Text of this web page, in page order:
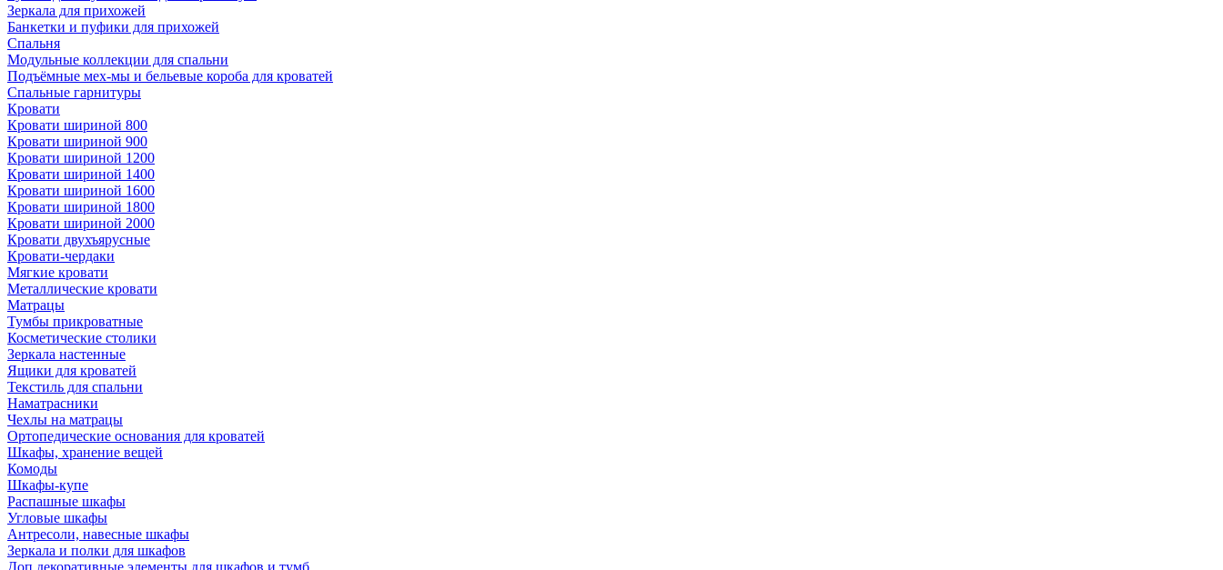
Зеркала для прихожей
Банкетки и пуфики для прихожей
Спальня
Модульные коллекции для спальни
Подъёмные мех-мы и бельевые короба для кроватей
Спальные гарнитуры
Кровати
Кровати шириной 800
Кровати шириной 900
Кровати шириной 1200
Кровати шириной 1400
Кровати шириной 1600
Кровати шириной 1800
Кровати шириной 2000
Кровати двухъярусные
Кровати-чердаки
Мягкие кровати
Металлические кровати
Матрацы
Тумбы прикроватные
Косметические столики
Зеркала настенные
Ящики для кроватей
Текстиль для спальни
Наматрасники
Чехлы на матрацы
Ортопедические основания для кроватей
Шкафы, хранение вещей
Комоды
Шкафы-купе
Распашные шкафы
Угловые шкафы
Антресоли, навесные шкафы
Зеркала и полки для шкафов
Доп.декоративные элементы для шкафов и тумб